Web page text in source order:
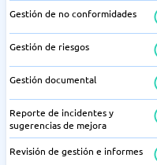
Gestión de no conformidades
Gestión de riesgos
Gestión documental
Reporte de incidentes y
sugerencias de mejora
Revisión de gestión e informes